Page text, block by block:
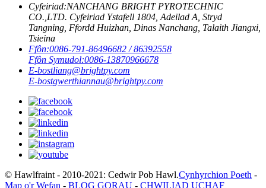
Cyfeiriad:NANCHANG BRIGHT PYROTECHNIC
CO.,LTD. Cyfeiriad Ystafell 1804, Adeilad A, Stryd
Tangning, Ffordd Huizhan, Dinas Nanchang, Talaith Jiangxi,
Tsieina
Ffôn:0086-791-86496682 / 86392558
Ffôn Symudol:0086-13870966678
E-bostliang@brightpy.com
E-bostgwerthiannau@brightpy.com
© Hawlfraint - 2010-2021: Cedwir Pob Hawl.Cynhyrchion Poeth -
Map o'r Wefan - BLOG GORAU - CHWILIAD UCHAF